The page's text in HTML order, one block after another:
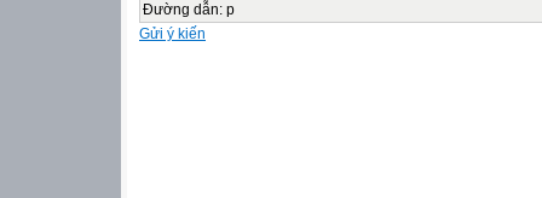
Đường dẫn: p
Gửi ý kiến